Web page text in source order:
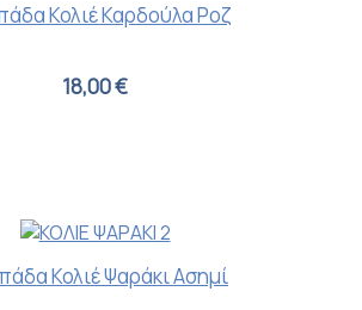
Κολιέ Καρδούλα Ροζ
18,00 €
Κολιέ Ψαράκι Ασημί